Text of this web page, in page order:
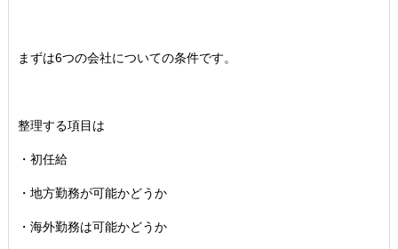
まずは6つの会社についての条件です。
整理する項目は
・初任給
・地方勤務が可能かどうか
・海外勤務は可能かどうか